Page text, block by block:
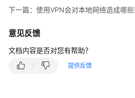
入
用
指
意见反馈
文档内容是否对您有帮助？
提供反馈